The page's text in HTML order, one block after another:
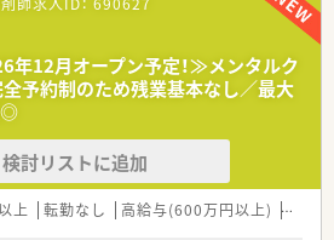
と想定されています。
需枚数や正確な勤務者体制については、こ
フェーズとなります。
ティングを事業の基盤としており、医療分
展開する安定した企業となります。
ら新しい価値を創造するという理念のもと
を続けて成長を遂げている法人です。
やかに働ける環境づくりを重視しており、
年12月オープン予定！≫メンタルク
予約制のため残業基本なし／最大
◎
検討リストに追加
上 転勤なし 高給与(600万円以上) 生活